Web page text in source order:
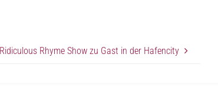
Ridiculous Rhyme Show zu Gast in der Hafencity